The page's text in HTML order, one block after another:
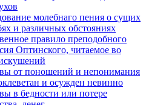
молебнаго пения о сущих
и различных обстояниях
правило преподобного
Оптинского, читаемое во
от поношений и непонимания
и осужден невинно
в бедности или потере